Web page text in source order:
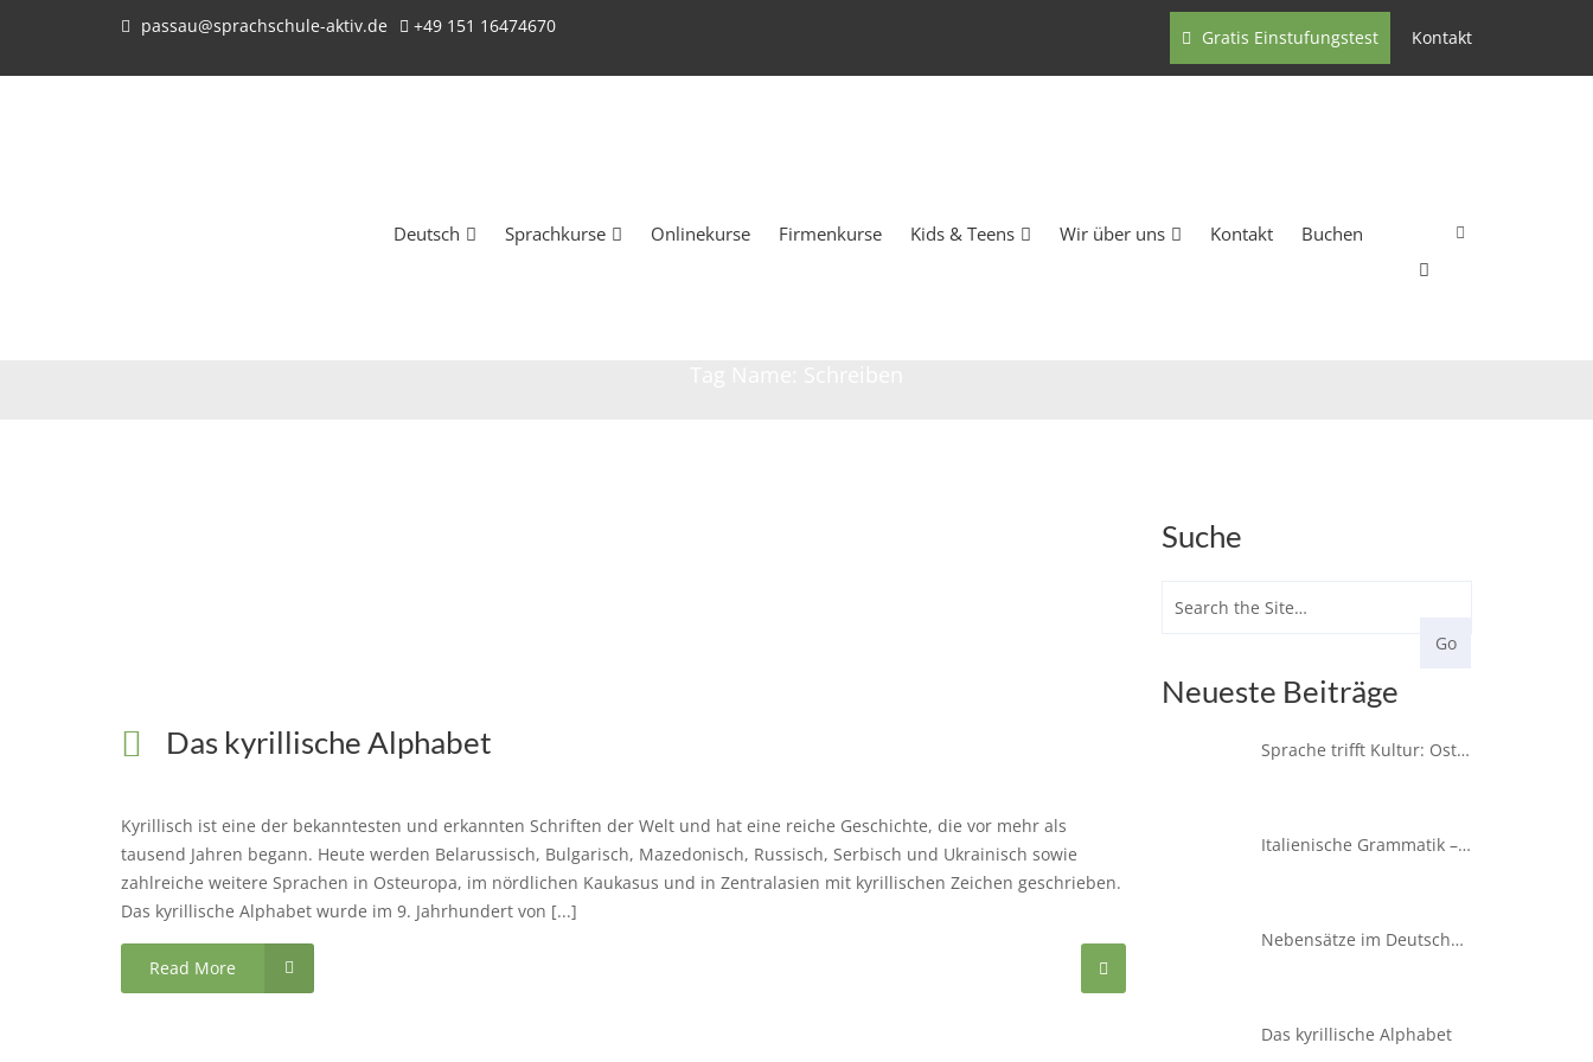
passau@sprachschule-aktiv.de +49 151 16474670
Gratis Einstufungstest Kontakt
Deutsch Sprachkurse Onlinekurse Firmenkurse Kids & Teens Wir über uns Kontakt Buchen
Das kyrillische Alphabet
Kyrillisch ist eine der bekanntesten und erkannten Schriften der Welt und hat eine reiche Geschichte, die vor mehr als
tausend Jahren begann. Heute werden Belarussisch, Bulgarisch, Mazedonisch, Russisch, Serbisch und Ukrainisch sowie
zahlreiche weitere Sprachen in Osteuropa, im nördlichen Kaukasus und in Zentralasien mit kyrillischen Zeichen geschrieben.
Das kyrillische Alphabet wurde im 9. Jahrhundert von [...]
Read More
Suche
Neueste Beiträge
Sprache trifft Kultur: Ostern in Deutschland erleben
Italienische Grammatik – der Konjunktiv
Nebensätze im Deutschen – wenn, dass und wenn
Das kyrillische Alphabet